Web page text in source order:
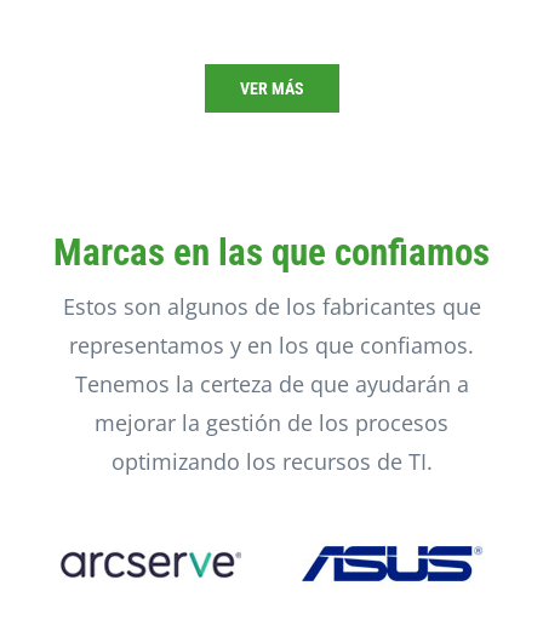
VER MÁS
Marcas en las que confiamos
Estos son algunos de los fabricantes que
representamos y en los que confiamos.
Tenemos la certeza de que ayudarán a
mejorar la gestión de los procesos
optimizando los recursos de TI.